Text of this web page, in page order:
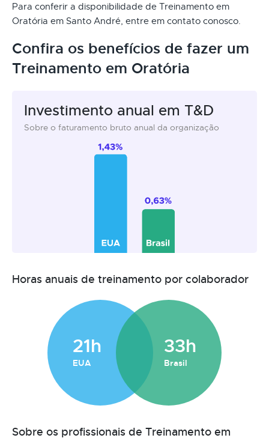
Para conferir a disponibilidade de Treinamento em
Oratória em Santo André, entre em contato conosco.
Confira os benefícios de fazer um
Treinamento em Oratória
Investimento anual em T&D
Sobre o faturamento bruto anual da organização
Horas anuais de treinamento por colaborador
21h
EUA
33h
Brasil
Sobre os profissionais de Treinamento em